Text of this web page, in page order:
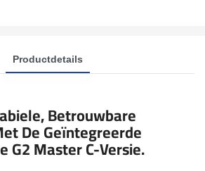
Productdetails
Betrouwbare
De Geïntegreerde
G2 Master C-Versie.